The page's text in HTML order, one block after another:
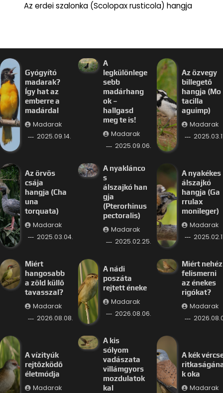
Az erdei szalonka (Scolopax rusticola) hangja
Gyógyító
madarak?
Így hat az
emberre a
madárdal
Madarak
2025.09.14.
A
legkülönlege
sebb
madárhang
ok –
hallgasd
meg te is!
Madarak
2025.09.06.
Az özvegy
billegető
hangja (Mo
tacilla
aguimp)
Madarak
Az örvös
csája
hangja (Cha
una
torquata)
Madarak
2025.03.04.
A nyaklánco
s
álszajkó han
gja
(Pterorhinus
pectoralis)
Madarak
2025.02.25.
A nyakékes
álszajkó
hangja (Ga
rrulax
monileger)
Madarak
Miért
hangosabb
a zöld küllő
tavasszal?
Madarak
2026.08.08.
A nádi
poszáta
rejtett éneke
Madarak
2026.08.06.
Miért nehéz
felismerni
az énekes
rigókat?
Madarak
A vízityúk
rejtőzködő
életmódja
Madarak
A kis
sólyom
vadászata
villámgyors
mozdulatok
kal
A kék
k oka
Madarak